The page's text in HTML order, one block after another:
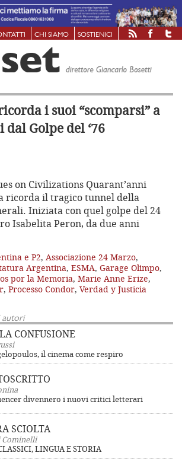
CHI SIAMO SOSTIENICI
i suoi “scomparsi” a
Golpe del ‘76
on Civilizations Quarant’anni
ricorda il tragico tunnel della
Iniziata con quel golpe del 24
Isabelita Peron, da due anni
e P2, Associazione 24 Marzo,
Argentina, ESMA, Garage Olimpo,
por la Memoria, Marie Anne Erize,
, Processo Condor, Verdad y Justicia
autori
CONFUSIONE
il cinema come respiro
divennero i nuovi critici letterari
SCIOLTA
Cominelli
LINGUA E STORIA